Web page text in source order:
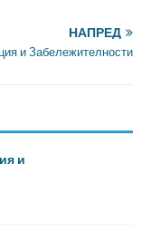
НАПРЕД
и Забележителности
и